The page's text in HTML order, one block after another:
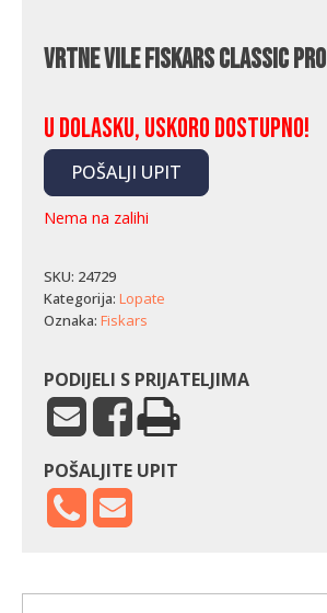
Vrtne vile Fiskars Classic Pro
U dolasku, uskoro dostupno!
POŠALJI UPIT
Nema na zalihi
SKU: 24729
Kategorija: Lopate
Oznaka: Fiskars
PODIJELI S PRIJATELJIMA
POŠALJITE UPIT